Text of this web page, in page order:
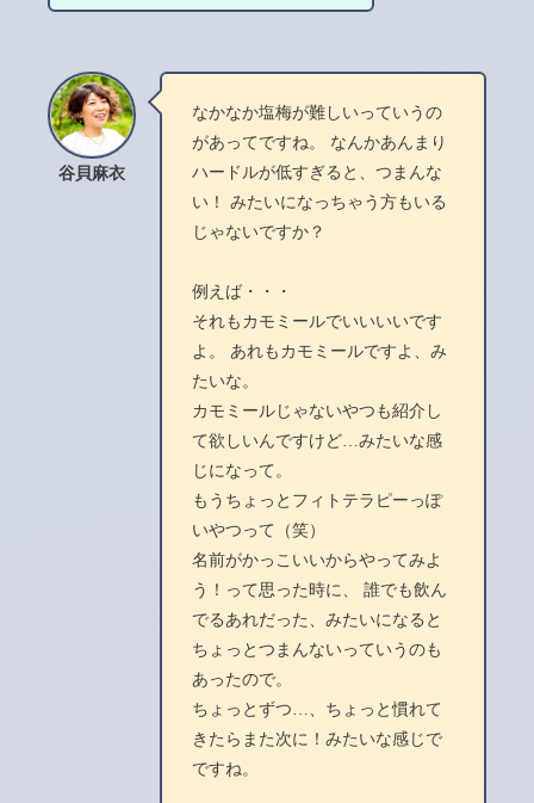
谷貝麻衣
なかなか塩梅が難しいっていうの
があってですね。 なんかあんまり
ハードルが低すぎると、つまんな
い！ みたいになっちゃう方もいる
じゃないですか？
例えば・・・
それもカモミールでいいいいです
よ。 あれもカモミールですよ、み
たいな。
カモミールじゃないやつも紹介し
て欲しいんですけど…みたいな感
じになって。
もうちょっとフィトテラピーっぽ
いやつって（笑）
名前がかっこいいからやってみよ
う！って思った時に、 誰でも飲ん
でるあれだった、みたいになると
ちょっとつまんないっていうのも
あったので。
ちょっとずつ…、ちょっと慣れて
きたらまた次に！みたいな感じで
ですね。